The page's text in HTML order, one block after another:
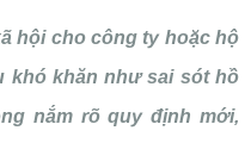
hội cho công ty hoặc hộ
khó khăn như sai sót hồ
nắm rõ quy định mới,